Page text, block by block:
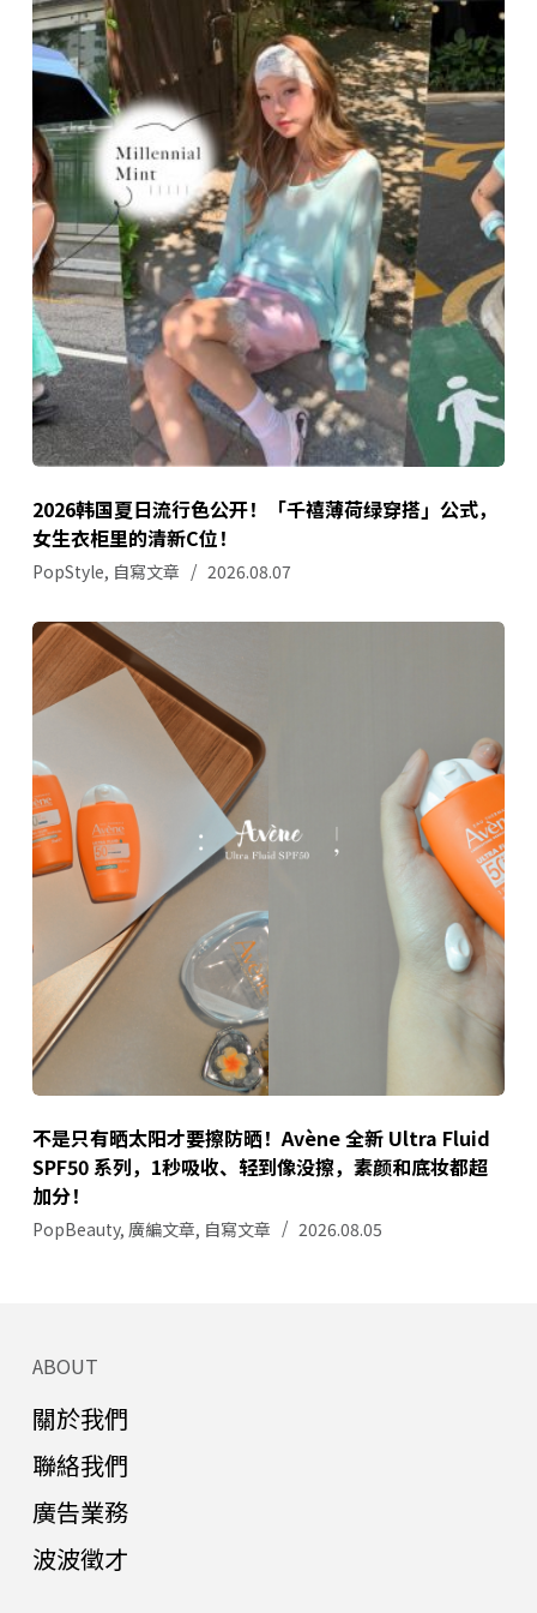
2026韩国夏日流行色公开！「千禧薄荷绿穿搭」公式，
女生衣柜里的清新C位！
PopStyle, 自寫文章 2026.08.07
不是只有晒太阳才要擦防晒！Avène 全新 Ultra Fluid
SPF50 系列，1秒吸收、轻到像没擦，素颜和底妆都超
加分！
PopBeauty, 廣編文章, 自寫文章 2026.08.05
ABOUT
關於我們
聯絡我們
廣告業務
波波徵才